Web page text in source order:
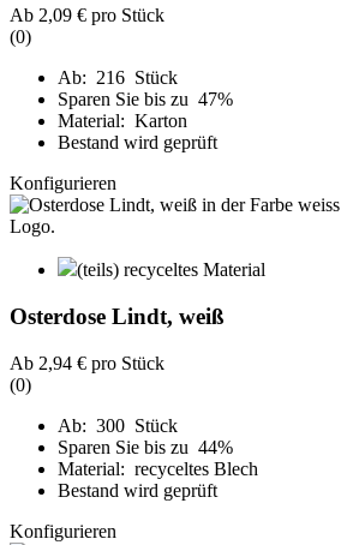
Ab 2,09 € pro Stück
(0)
Ab: 216 Stück
Sparen Sie bis zu 47%
Material: Karton
Bestand wird geprüft
Konfigurieren
(teils) recyceltes Material
Osterdose Lindt, weiß
Ab 2,94 € pro Stück
(0)
Ab: 300 Stück
Sparen Sie bis zu 44%
Material: recyceltes Blech
Bestand wird geprüft
Konfigurieren